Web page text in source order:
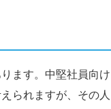
ます。中堅社員向け
られますが、その人